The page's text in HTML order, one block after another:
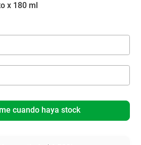
x 180 ml
cuando haya stock